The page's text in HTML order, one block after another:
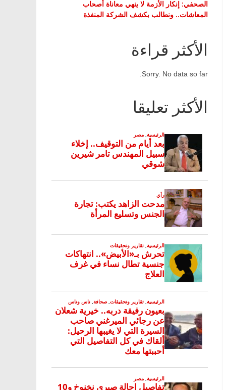
الصحفي: إنكار الأزمة لا ينهي معاناة أصحاب
المعاشات.. ونطالب بكشف الشركة المنفذة
الأكثر قراءة
Sorry. No data so far.
الأكثر تعليقا